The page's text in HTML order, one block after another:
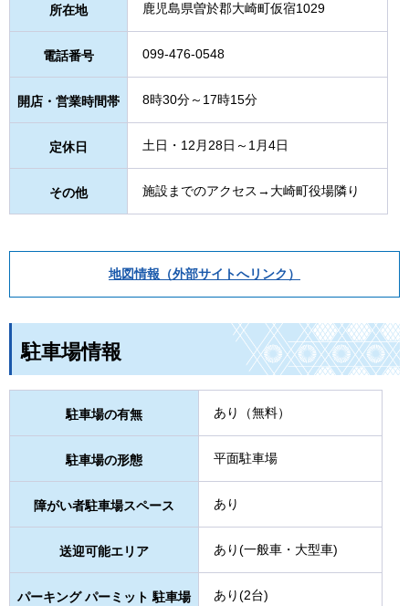
所在地 鹿児島県曽於郡大崎町仮宿1029
電話番号 099-476-0548
開店・営業時間帯 8時30分～17時15分
定休日 土日・12月28日～1月4日
その他 施設までのアクセス→大崎町役場隣り
地図情報（外部サイトへリンク）
駐車場情報
駐車場の有無 あり（無料）
駐車場の形態 平面駐車場
障がい者駐車場スペース あり
送迎可能エリア あり(一般車・大型車)
パーキング パーミット 駐車場 あり(2台)